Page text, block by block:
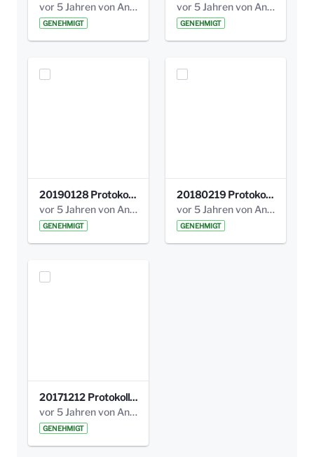
vor 5 Jahren von Anni Schlumberger
GENEHMIGT
vor 5 Jahren von Anni Schlumberger
GENEHMIGT
20190128 Protokoll der Projektgruppe Olgäle.pdf
vor 5 Jahren von Anni Schlumberger
GENEHMIGT
20180219 Protokoll der Projektgruppe Olgaele2012.pdf
vor 5 Jahren von Anni Schlumberger
GENEHMIGT
20171212 Protokoll-Klettergerüst-3b-neu-.pdf
vor 5 Jahren von Anni Schlumberger
GENEHMIGT